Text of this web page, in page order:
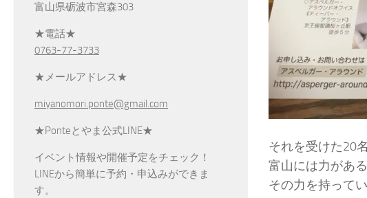
それを受けた20
富山には力があ
その力を持って
富山県砺波市宮森303
★電話★
0763-77-3733
★メールアドレス★
miyanomori.ponte@gmail.com
★Ponteとやま公式LINE★
イベント情報や開催予定をチェック！
LINEから簡単に予約・申込みができま
す。